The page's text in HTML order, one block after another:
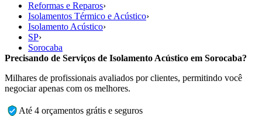
Reformas e Reparos›
Isolamentos Térmico e Acústico›
Isolamento Acústico›
SP›
Sorocaba
Precisando de Serviços de Isolamento Acústico em Sorocaba?
Milhares de profissionais avaliados por clientes, permitindo você
negociar apenas com os melhores.
Até 4 orçamentos grátis e seguros